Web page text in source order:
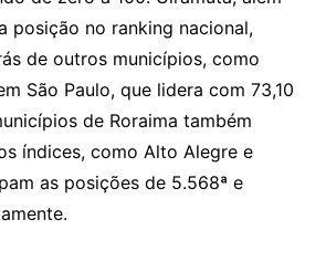
posição no ranking nacional,
de outros municípios, como
São Paulo, que lidera com 73,10
de Roraima também
índices, como Alto Alegre e
as posições de 5.568ª e